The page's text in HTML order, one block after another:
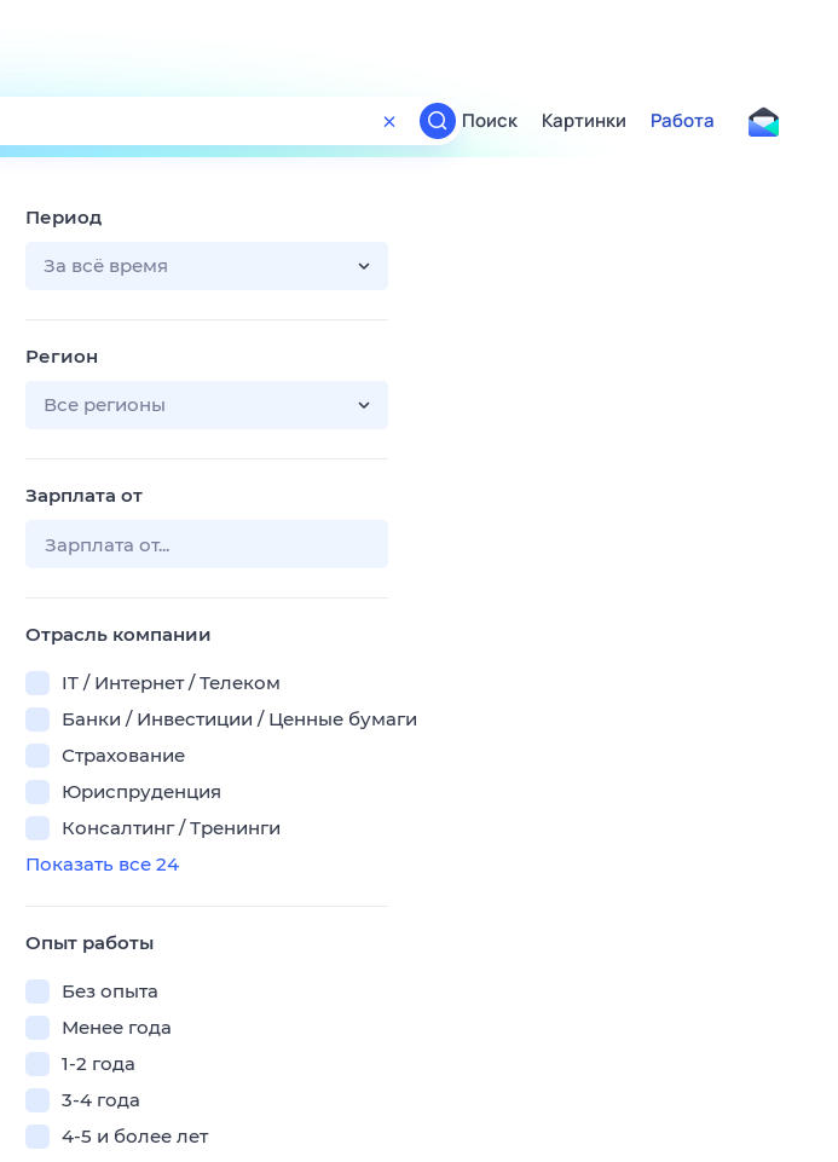
Поиск
ТВ-программа
Поиск Картинки Работа
Период
За всё время
Регион
Все регионы
Зарплата от
Отрасль компании
IT / Интернет / Телеком
Банки / Инвестиции / Ценные бумаги
Страхование
Юриспруденция
Консалтинг / Тренинги
Показать все 24
Опыт работы
Без опыта
Менее года
1-2 года
3-4 года
4-5 и более лет